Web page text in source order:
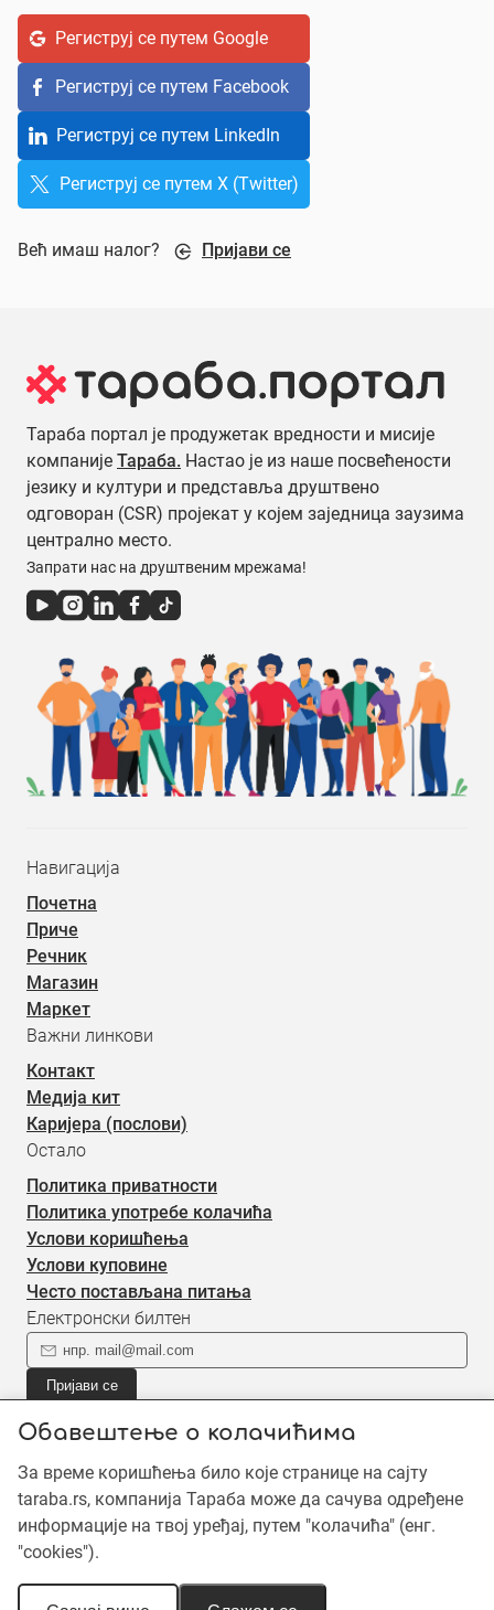
Региструј се путем Google
Региструј се путем Facebook
Региструј се путем LinkedIn
Региструј се путем X (Twitter)
Већ имаш налог? Пријави се
Обавештење о колачићима
За време коришћења било које странице на сајту
taraba.rs, компанија Тараба може да сачува одређене
информације на твој уређај, путем "колачића" (енг.
"cookies").
Тараба портал је продужетак вредности и мисије
компаније Тараба. Настао је из наше посвећености
језику и култури и представља друштвено
одговоран (CSR) пројекат у којем заједница заузима
централно место.
Запрати нас на друштвеним мрежама!
Навигација
Почетна
Приче
Речник
Магазин
Маркет
Важни линкови
Контакт
Медија кит
Каријера (послови)
Остало
Политика приватности
Политика употребе колачића
Услови коришћења
Услови куповине
Често постављана питања
Електронски билтен
Пријави се
информације о новом садржају.
©2019 - 2026 Тараба доо. Сва права задржана. Садржај је
заштићен ауторским правима и власништво је Тараба доо,
осим када је наведено другачије. Неовлашћена употреба